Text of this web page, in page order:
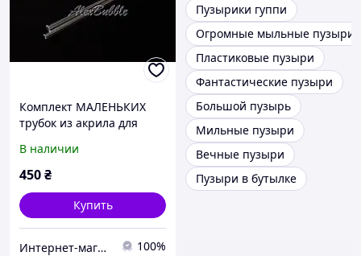
Комплект МАЛЕНЬКИХ
трубок из акрила для
Набори для мильних
бульбашок
В наличии
450₴
Купить
Интернет-магазин AlexBubble Реквизит для шоу мыльных пузырей, фокусов, научного шоу 100%
Пузырики гуппи
Огромные мыльные пузыри
Пластиковые пузыри
Фантастические пузыри
Большой пузырь
Мильные пузыри
Вечные пузыри
Пузыри в бутылке